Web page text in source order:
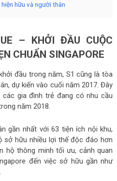
hữu và người thân
– KHỞI ĐẦU CUỘC
CHUẨN SINGAPORE
đầu trong năm, S1 cũng là tòa
dự kiến vào cuối năm 2017. Đây
gia đình trẻ đang có nhu cầu
năm 2018.
gần nhất với 63 tiện ích nội khu,
sở hữu nhiều lợi thế độc đáo hơn
hộ thông minh tối ưu, cảnh quan
đến việc sở hữu gần như